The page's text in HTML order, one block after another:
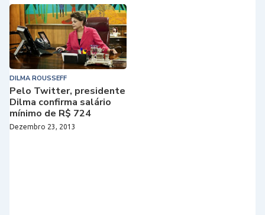
DILMA ROUSSEFF
Pelo Twitter, presidente
Dilma confirma salário
mínimo de R$ 724
Dezembro 23, 2013